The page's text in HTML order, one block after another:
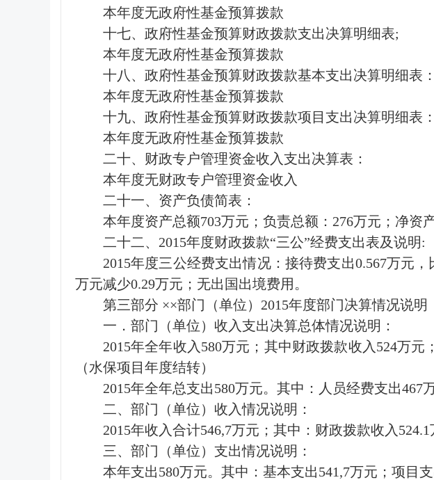
本年度无政府性基金预算拨款
十七、政府性基金预算财政拨款支出决算明细表;
本年度无政府性基金预算拨款
十八、政府性基金预算财政拨款基本支出决算明细表：
本年度无政府性基金预算拨款
十九、政府性基金预算财政拨款项目支出决算明细表：
本年度无政府性基金预算拨款
二十、财政专户管理资金收入支出决算表：
本年度无财政专户管理资金收入
二十一、资产负债简表：
本年度资产总额703万元；负责总额：276万元；净资
二十二、2015年度财政拨款“三公”经费支出表及说明:
2015年度三公经费支出情况：接待费支出0.567万元
万元减少0.29万元；无出国出境费用。
第三部分 ××部门（单位）2015年度部门决算情况说明
一．部门（单位）收入支出决算总体情况说明：
2015年全年收入580万元；其中财政拨款收入524万
（水保项目年度结转）
2015年全年总支出580万元。其中：人员经费支出467
二、部门（单位）收入情况说明：
2015年收入合计546,7万元；其中：财政拨款收入
三、部门（单位）支出情况说明：
本年支出580万元。其中：基本支出541,7万元；项目